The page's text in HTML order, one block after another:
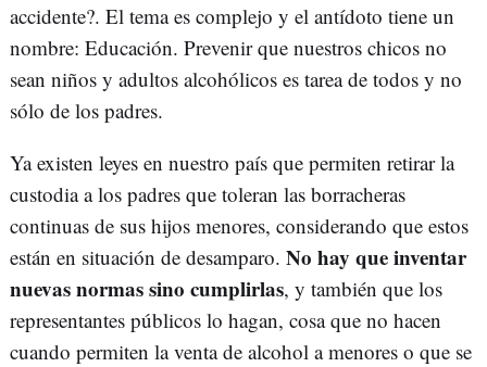
accidente?. El tema es complejo y el antídoto tiene un
nombre: Educación. Prevenir que nuestros chicos no
sean niños y adultos alcohólicos es tarea de todos y no
sólo de los padres.
Ya existen leyes en nuestro país que permiten retirar la
custodia a los padres que toleran las borracheras
continuas de sus hijos menores, considerando que estos
están en situación de desamparo. No hay que inventar
nuevas normas sino cumplirlas, y también que los
representantes públicos lo hagan, cosa que no hacen
cuando permiten la venta de alcohol a menores o que se